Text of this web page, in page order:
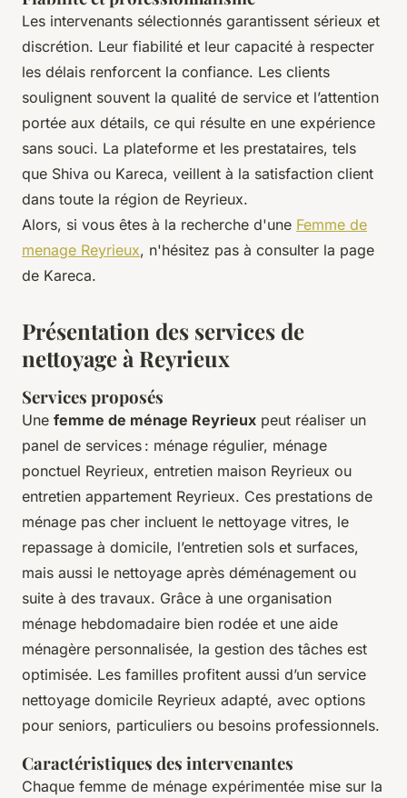
Les intervenants sélectionnés garantissent sérieux et
discrétion. Leur fiabilité et leur capacité à respecter
les délais renforcent la confiance. Les clients
soulignent souvent la qualité de service et l’attention
portée aux détails, ce qui résulte en une expérience
sans souci. La plateforme et les prestataires, tels
que Shiva ou Kareca, veillent à la satisfaction client
dans toute la région de Reyrieux.
Alors, si vous êtes à la recherche d'une Femme de
menage Reyrieux, n'hésitez pas à consulter la page
de Kareca.
Présentation des services de
nettoyage à Reyrieux
Services proposés
Une femme de ménage Reyrieux peut réaliser un
panel de services : ménage régulier, ménage
ponctuel Reyrieux, entretien maison Reyrieux ou
entretien appartement Reyrieux. Ces prestations de
ménage pas cher incluent le nettoyage vitres, le
repassage à domicile, l’entretien sols et surfaces,
mais aussi le nettoyage après déménagement ou
suite à des travaux. Grâce à une organisation
ménage hebdomadaire bien rodée et une aide
ménagère personnalisée, la gestion des tâches est
optimisée. Les familles profitent aussi d’un service
nettoyage domicile Reyrieux adapté, avec options
pour seniors, particuliers ou besoins professionnels.
Caractéristiques des intervenantes
Chaque femme de ménage expérimentée mise sur la